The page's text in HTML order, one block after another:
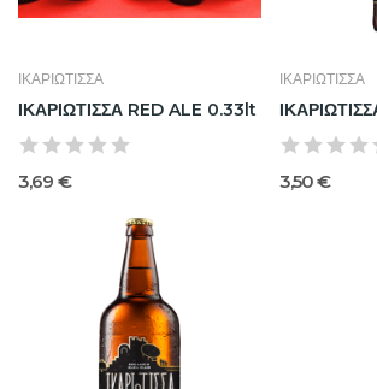
ΙΚΑΡΙΩΤΙΣΣΑ
ΙΚΑΡΙΩΤΙΣΣΑ RED ALE 0.33lt
3,69 €
ΙΚΑΡΙΩΤΙΣΣΑ
3,50 €